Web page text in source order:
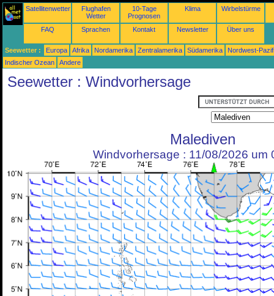
Satellitenwetter
Flughafen
Wetter
10-Tage
Prognosen
Klima Wirbelstürme
FAQ Sprachen Kontakt Newsletter Über uns
Seewetter : Europa Afrika Nordamerika Zentralamerika Südamerika
Nordwest-
Indischer Ozean
Andere
Seewetter : Windvorhersage
Malediven
Windvorhersage : 11/08/2026 um